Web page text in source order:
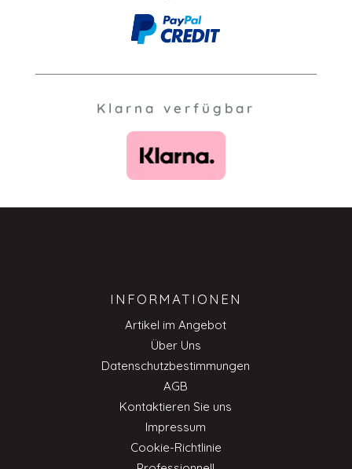
Klarna verfügbar
INFORMATIONEN
Artikel im Angebot
Über Uns
Datenschutzbestimmungen
AGB
Kontaktieren Sie uns
Impressum
Cookie-Richtlinie